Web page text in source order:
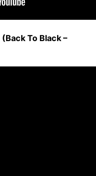
To Black –